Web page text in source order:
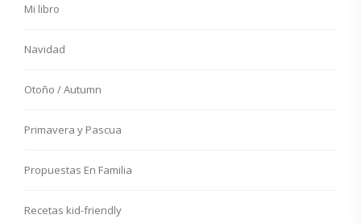
Mi libro
Navidad
Otoño / Autumn
Primavera y Pascua
Propuestas En Familia
Recetas kid-friendly